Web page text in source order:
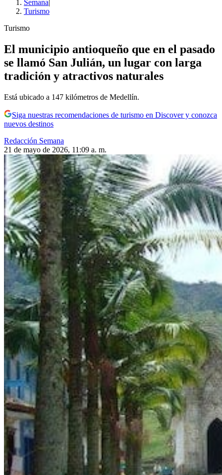
Semana|
Turismo
Turismo
El municipio antioqueño que en el pasado
se llamó San Julián, un lugar con larga
tradición y atractivos naturales
Está ubicado a 147 kilómetros de Medellín.
Siga nuestras recomendaciones de turismo en Discover y conozca
nuevos destinos
Redacción Semana
21 de mayo de 2026, 11:09 a. m.